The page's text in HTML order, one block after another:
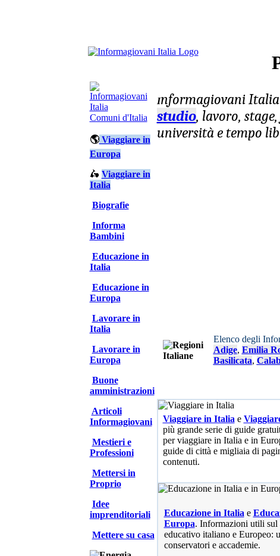
Comuni d'Italia
🌎Viaggiare in
Europa
🛵 Viaggiare in
Italia
Biografie
Informa
Bambini
Educazione in
Italia
Educazione in
Europa
Lavorare in
Italia
Lavorare in
Europa
Buone
amministrazioni
Articoli
Informagiovani
Mestieri e
Professioni
Mettersi in
Proprio
Idee
imprenditoriali
Mettere su casa
InformagiovaniItalia
studio, lavoro,
università e tempo
Elenco degli
Adige, Emilia
Basilicata,
Viaggiare in Italia e
più grande serie di guide
per viaggiare in Italia e in
guide di città e migliaia di
contenuti.
Educazione in Italia e
Europa. Informazioni utili sul
educativo italiano e Europeo:
conservatori e accademie.